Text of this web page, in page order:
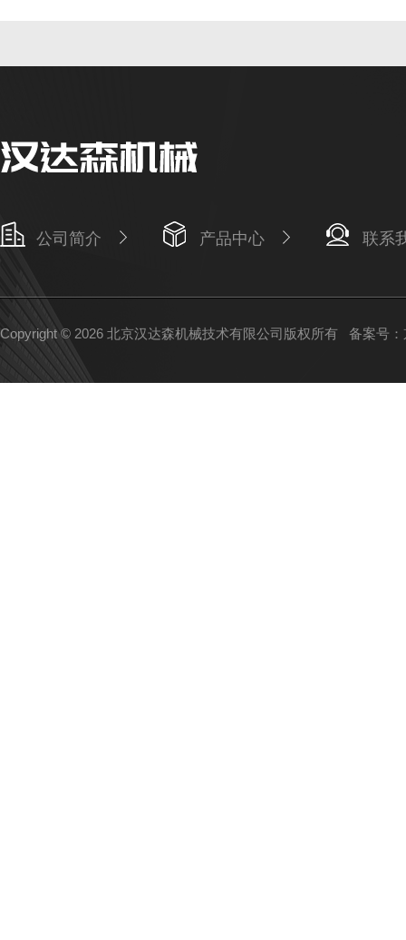
公司简介 产品中心 联系
Copyright © 2026 北京汉达森机械技术有限公司版权所有 备案号：